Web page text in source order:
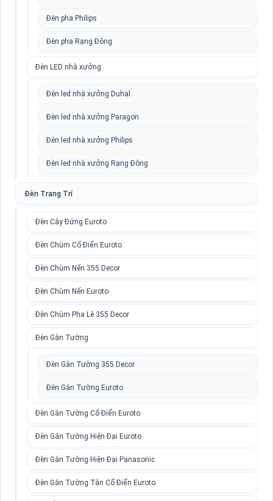
Đèn pha Philips
Đèn pha Rạng Đông
Đèn LED nhà xưởng
Đèn led nhà xưởng Duhal
Đèn led nhà xưởng Paragon
Đèn led nhà xưởng Philips
Đèn led nhà xưởng Rạng Đông
Đèn Trang Trí
Đèn Cây Đứng Euroto
Đèn Chùm Cổ Điển Euroto
Đèn Chùm Nến 355 Decor
Đèn Chùm Nến Euroto
Đèn Chùm Pha Lê 355 Decor
Đèn Gắn Tường
Đèn Gắn Tường 355 Decor
Đèn Gắn Tường Euroto
Đèn Gắn Tường Cổ Điển Euroto
Đèn Gắn Tường Hiện Đại Euroto
Đèn Gắn Tường Hiện Đại Panasonic
Đèn Gắn Tường Tân Cổ Điển Euroto